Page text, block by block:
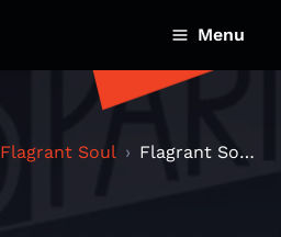
Menu
Flagrant Soul Flagrant Soul : #709